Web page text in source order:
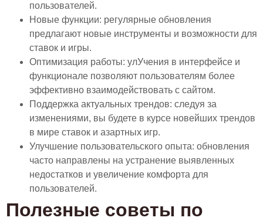
пользователей.
Новые функции: регулярные обновления
предлагают новые инструменты и возможности для
ставок и игры.
Оптимизация работы: улУчения в интерфейсе и
функционале позволяют пользователям более
эффективно взаимодействовать с сайтом.
Поддержка актуальных трендов: следуя за
изменениями, вы будете в курсе новейших трендов
в мире ставок и азартных игр.
Улучшение пользовательского опыта: обновления
часто направлены на устранение выявленных
недостатков и увеличение комфорта для
пользователей.
Полезные советы по